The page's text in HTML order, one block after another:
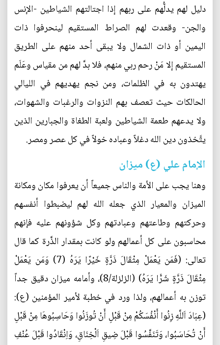
دليل لهم يدلُّهم على ربهم إذا اجتالتهم الشياطين -الإنس
والجن- وقعدت لهم الصراط المستقيم لينحرفوا ذات
اليمين أو ذات الشمال ولا يبقى أحد منهم على الطريق
المستقيم إلا مَنْ رحم ربي منهم، فلا بدَّ لهم من مقياس وعَلَم
يهتدون به في الظلمات، ومن نجم يهديهم في الليالي
الحالكات حيث تعصف بهم النزوات والرغبات والشهوات،
ولا يدعهم طعمة الشياطين ولعبة الطغاة والجبارين الذين
يتَّخذون دين الله دغلاً وعباده خولاً في كل عصر ومصر.
الإمام علي (ع) ميزان
وهنا يجب على الأمة والناس جميعاً أن يعرفوا مكان ومكانة
الميزان والمعيار الذي جعله الله لهم ليضبطوا أنفسهم
وحركتهم وطاعتهم وعبادتهم وكل شؤونهم عليه فإنهم
محاسبون على كل أعمالهم ولو كانت بمقدار الذَّرة كما قال
تعالى: (فَمَن يَعْمَلْ مِثْقَالَ ذَرَّةٍ خَيْرًا يَرَهُ (7) وَمَن يَعْمَلْ
مِثْقَالَ ذَرَّةٍ شَرًّا يَرَهُ) (الزلزلة/8)، وأمامه ميزان دقيق جداً
توزن به أعمالهم، ولذا ورد في خطبة لأمير المؤمنين (ع):
(عِبَادَ اَللَّهِ زِنُوا أَنْفُسَكُمْ مِنْ قَبْلِ أَنْ تُوزَنُوا وَحَاسِبُوهَا مِنْ قَبْلِ
أَنْ تُحَاسَبُوا، وَتَنَفَّسُوا قَبْلَ ضِيقِ اَلْخِنَاقِ، وَاِنْقَادُوا قَبْلَ عُنْفِ